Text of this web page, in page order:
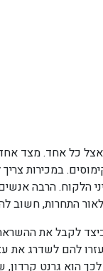
אצל כל אחד. מצד
במכירות
הלקוח. הרבה
התחרות, חשוב
לקבל את ההשראה
להם לשדרג
הוא גרנט